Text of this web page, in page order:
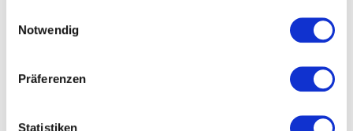
Notwendig
Präferenzen
Statistiken
Gerne können wir Packmaterialen vor Ihrem Umzug zur
1 Umzugsfachkraft